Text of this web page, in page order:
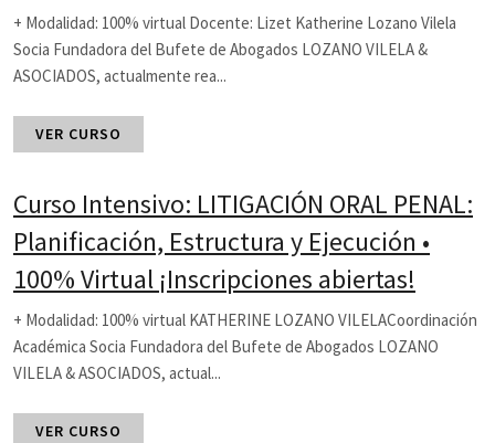
+ Modalidad: 100% virtual Docente: Lizet Katherine Lozano Vilela
Socia Fundadora del Bufete de Abogados LOZANO VILELA &
ASOCIADOS, actualmente rea...
VER CURSO
Curso Intensivo: LITIGACIÓN ORAL PENAL:
Planificación, Estructura y Ejecución •
100% Virtual ¡Inscripciones abiertas!
+ Modalidad: 100% virtual KATHERINE LOZANO VILELACoordinación
Académica Socia Fundadora del Bufete de Abogados LOZANO
VILELA & ASOCIADOS, actual...
VER CURSO